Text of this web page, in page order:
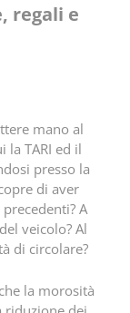
regali e
mano al
la TARI ed il
presso la
di aver
A
veicolo? Al
di circolare?
la morosità